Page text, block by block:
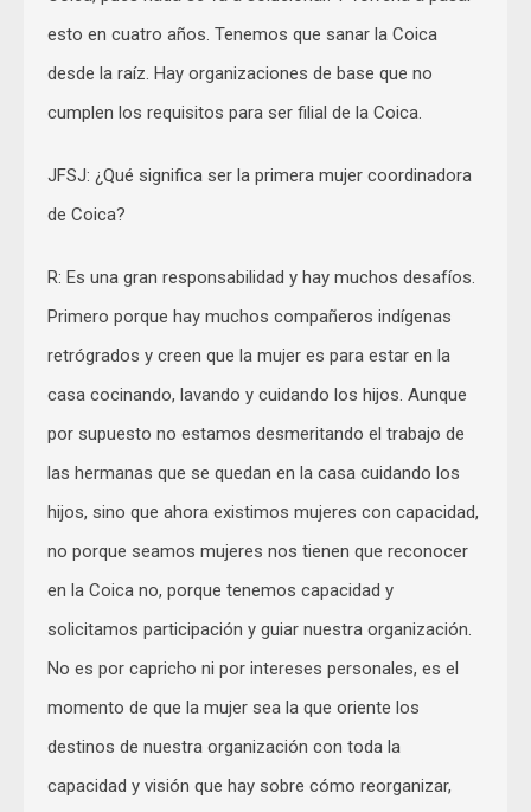
esto en cuatro años. Tenemos que sanar la Coica
desde la raíz. Hay organizaciones de base que no
cumplen los requisitos para ser filial de la Coica.
JFSJ: ¿Qué significa ser la primera mujer coordinadora
de Coica?
R: Es una gran responsabilidad y hay muchos desafíos.
Primero porque hay muchos compañeros indígenas
retrógrados y creen que la mujer es para estar en la
casa cocinando, lavando y cuidando los hijos. Aunque
por supuesto no estamos desmeritando el trabajo de
las hermanas que se quedan en la casa cuidando los
hijos, sino que ahora existimos mujeres con capacidad,
no porque seamos mujeres nos tienen que reconocer
en la Coica no, porque tenemos capacidad y
solicitamos participación y guiar nuestra organización.
No es por capricho ni por intereses personales, es el
momento de que la mujer sea la que oriente los
destinos de nuestra organización con toda la
capacidad y visión que hay sobre cómo reorganizar,